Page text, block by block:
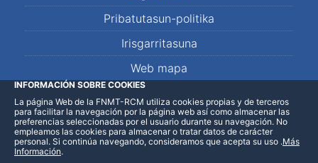
Pribatutasun-politika
Irisgarritasuna
Web mapa
LinkedInFacebookWhatsApp
INFORMACIÓN SOBRE COOKIES
La página Web de la FNMT-RCM utiliza cookies propias y de terceros
para facilitar la navegación por la página web así como almacenar las
preferencias seleccionadas por el usuario durante su navegación. No
empleamos las cookies para almacenar o tratar datos de carácter
personal. Si continúa navegando, consideramos que acepta su uso .Más
Información.